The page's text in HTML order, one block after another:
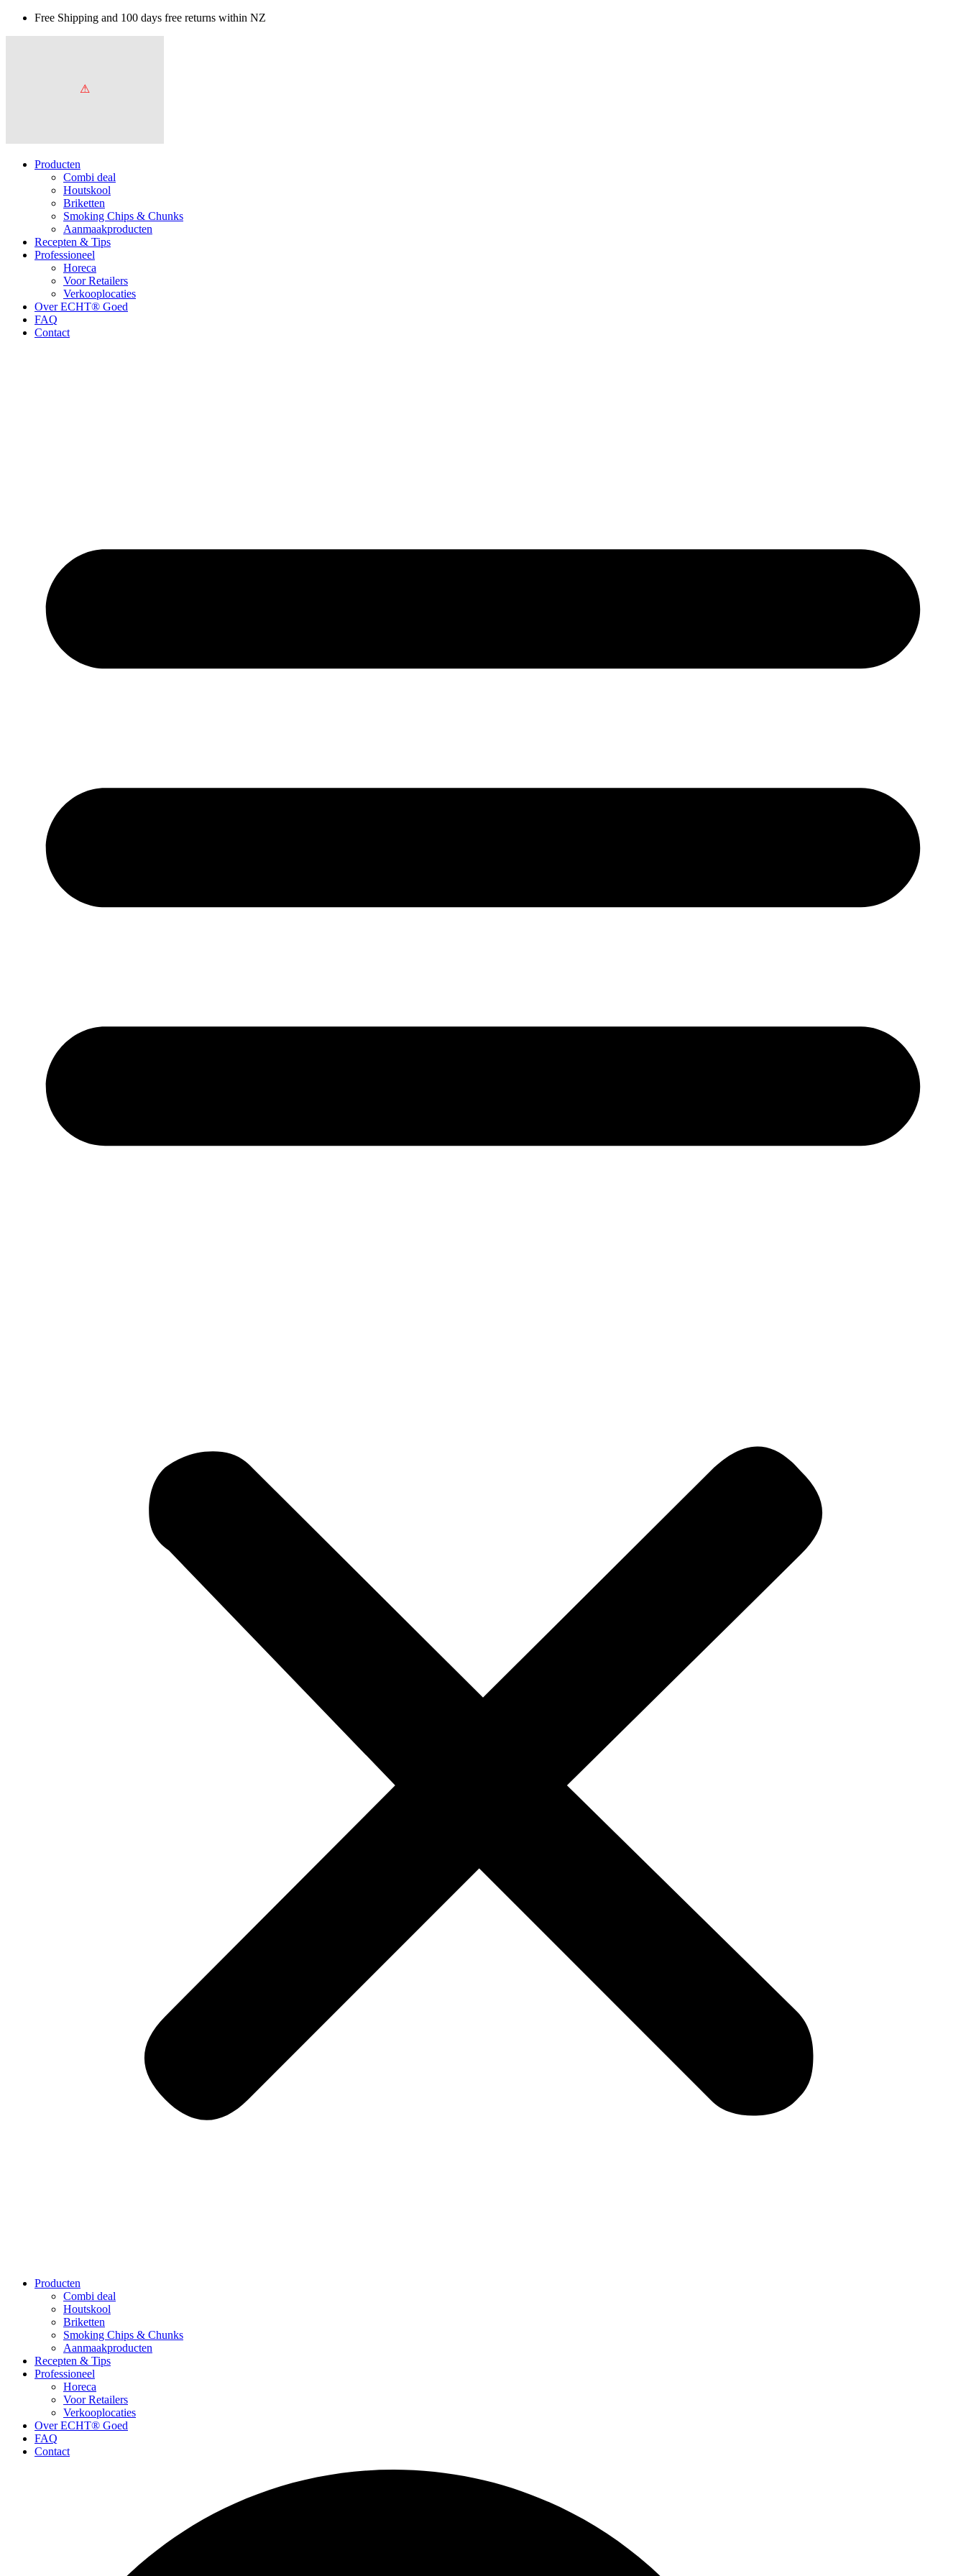
Free Shipping and 100 days free returns within NZ
Producten
Combi deal
Houtskool
Briketten
Smoking Chips & Chunks
Aanmaakproducten
Recepten & Tips
Professioneel
Horeca
Voor Retailers
Verkooplocaties
Over ECHT® Goed
FAQ
Contact
Producten
Combi deal
Houtskool
Briketten
Smoking Chips & Chunks
Aanmaakproducten
Recepten & Tips
Professioneel
Horeca
Voor Retailers
Verkooplocaties
Over ECHT® Goed
FAQ
Contact